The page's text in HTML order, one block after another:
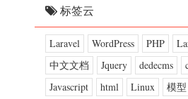
标签云
Laravel WordPress PHP
中文文档
Jquery dedecms
Javascript
html Linux 模型